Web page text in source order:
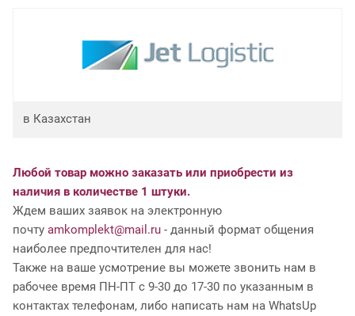
в Казахстан
Любой товар можно заказать или приобрести из
наличия в количестве 1 штуки.
Ждем ваших заявок на электронную
почту amkomplekt@mail.ru - данный формат общения
наиболее предпочтителен для нас!
Также на ваше усмотрение вы можете звонить нам в
рабочее время ПН-ПТ с 9-30 до 17-30 по указанным в
контактах телефонам, либо написать нам на WhatsUp